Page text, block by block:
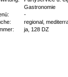
Gastronomie
-
regional,
ja , 128 DZ